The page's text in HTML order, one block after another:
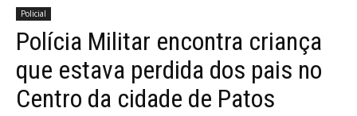
Policial
Polícia Militar encontra criança
que estava perdida dos pais no
Centro da cidade de Patos